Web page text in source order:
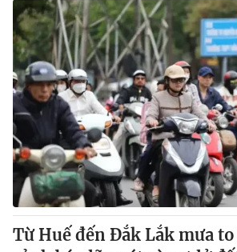
THỜI BÁO VTV
Theo dõi báo trên
Cơ quan chủ quản:Đài Truyền hình Việt
Cơ quan báo chí:Thời báo VTV
Giấy phép hoạt động báo in và báo điện
cấp ngày 29/12/2023
Tổng Biên tập:Vũ Thanh Thủy
Phó Tổng Biên tập:Nguyễn Thị Mỹ Hạnh,
Nguyễn Trọng Ninh
Từ Huế đến Đắk Lắk mưa